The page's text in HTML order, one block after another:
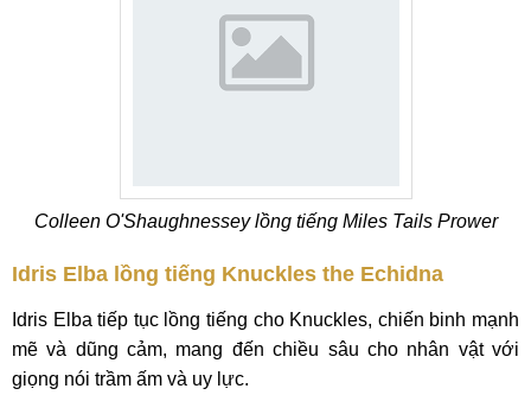
Colleen O'Shaughnessey lồng tiếng Miles Tails Prower
Idris Elba lồng tiếng Knuckles the Echidna
Idris Elba tiếp tục lồng tiếng cho Knuckles, chiến binh mạnh
mẽ và dũng cảm, mang đến chiều sâu cho nhân vật với
giọng nói trầm ấm và uy lực.